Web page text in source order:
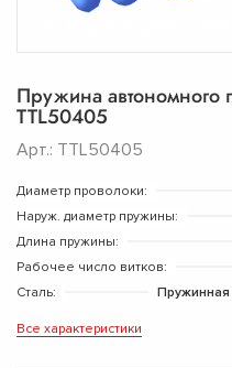
Пружина автономного
TTL50405
Арт.: TTL50405
Диаметр проволоки:
Наруж. диаметр пружины:
Длина пружины:
Рабочее число витков:
Сталь:
Все характеристики